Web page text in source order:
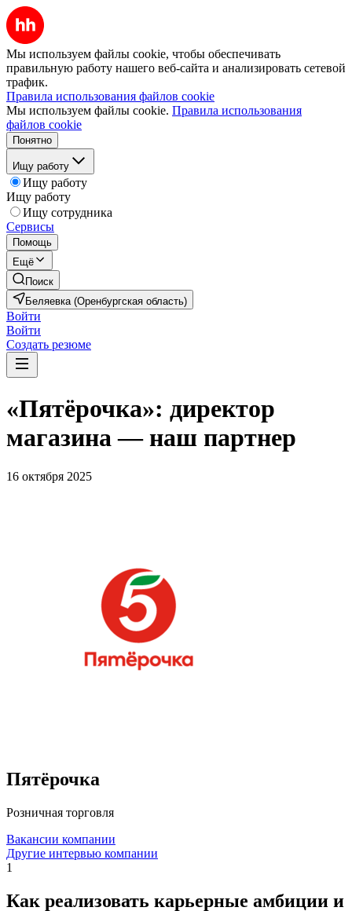
Мы используем файлы cookie, чтобы обеспечивать
правильную работу нашего веб-сайта и анализировать сетевой
трафик.
Правила использования файлов cookie
Мы используем файлы cookie. Правила использования
файлов cookie
Понятно
Ищу работу
Ищу работу
Ищу работу
Ищу сотрудника
Сервисы
Помощь
Ещё
Поиск
Беляевка (Оренбургская область)
Войти
Войти
Создать резюме
«Пятёрочка»: директор
магазина — наш партнер
16 октября 2025
Пятёрочка
Розничная торговля
Вакансии компании
Другие интервью компании
1
Как реализовать карьерные амбиции и